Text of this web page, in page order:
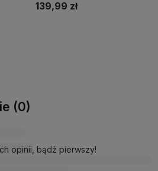
139,99 zł
(0)
opinii, bądź pierwszy!